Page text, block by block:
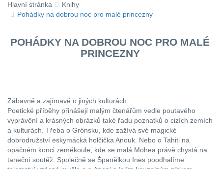
Hlavní stránka
Knihy
Pohádky na dobrou noc pro malé princezny
POHÁDKY NA DOBROU NOC PRO MALÉ
PRINCEZNY
Zábavně a zajímavě o jiných kulturách
Poetické příběhy přinášejí malým čtenářům vedle poutavého
vyprávění a krásných obrázků také řadu poznatků o cizích zemích
a kulturách. Třeba o Grónsku, kde zažívá své magické
dobrodružství eskymácká holčička Anouk. Nebo o Tahiti na
opačném konci zeměkoule, kde se malá Mohea právě chystá na
taneční soutěž. Společně se Španělkou Ines poodhalíme